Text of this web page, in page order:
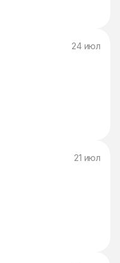
24 июл
21 июл